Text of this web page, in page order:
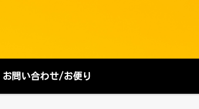
お問い合わせ/お便り